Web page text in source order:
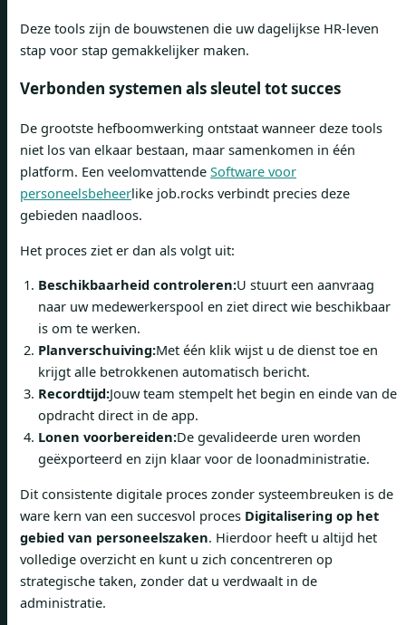
Deze tools zijn de bouwstenen die uw dagelijkse HR-leven
stap voor stap gemakkelijker maken.
Verbonden systemen als sleutel tot succes
De grootste hefboomwerking ontstaat wanneer deze tools
niet los van elkaar bestaan, maar samenkomen in één
platform. Een veelomvattende Software voor
personeelsbeheerlike job.rocks verbindt precies deze
gebieden naadloos.
Het proces ziet er dan als volgt uit:
Beschikbaarheid controleren:U stuurt een aanvraag
naar uw medewerkerspool en ziet direct wie beschikbaar
is om te werken.
Planverschuiving:Met één klik wijst u de dienst toe en
krijgt alle betrokkenen automatisch bericht.
Recordtijd:Jouw team stempelt het begin en einde van de
opdracht direct in de app.
Lonen voorbereiden:De gevalideerde uren worden
geëxporteerd en zijn klaar voor de loonadministratie.
Dit consistente digitale proces zonder systeembreuken is de
ware kern van een succesvol proces Digitalisering op het
gebied van personeelszaken. Hierdoor heeft u altijd het
volledige overzicht en kunt u zich concentreren op
strategische taken, zonder dat u verdwaalt in de
administratie.